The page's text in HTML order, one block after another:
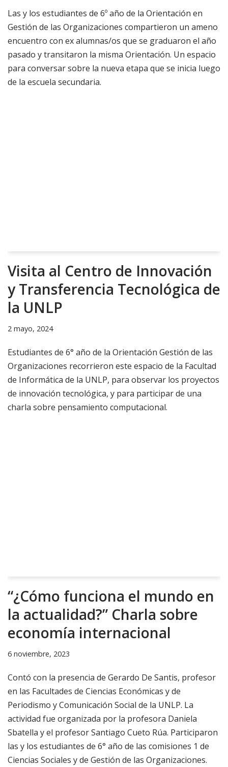
Las y los estudiantes de 6º año de la Orientación en
Gestión de las Organizaciones compartieron un ameno
encuentro con ex alumnas/os que se graduaron el año
pasado y transitaron la misma Orientación. Un espacio
para conversar sobre la nueva etapa que se inicia luego
de la escuela secundaria.
Visita al Centro de Innovación
y Transferencia Tecnológica de
la UNLP
2 mayo, 2024
Estudiantes de 6° año de la Orientación Gestión de las
Organizaciones recorrieron este espacio de la Facultad
de Informática de la UNLP, para observar los proyectos
de innovación tecnológica, y para participar de una
charla sobre pensamiento computacional.
“¿Cómo funciona el mundo en
la actualidad?” Charla sobre
economía internacional
6 noviembre, 2023
Contó con la presencia de Gerardo De Santis, profesor
en las Facultades de Ciencias Económicas y de
Periodismo y Comunicación Social de la UNLP. La
actividad fue organizada por la profesora Daniela
Sbatella y el profesor Santiago Cueto Rúa. Participaron
las y los estudiantes de 6° año de las comisiones 1 de
Ciencias Sociales y de Gestión de las Organizaciones.